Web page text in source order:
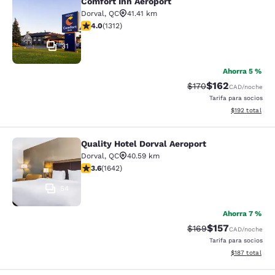
Comfort Inn Aeroport
31
Dorval, QC
41.41 km
calificación de 4.04 estrellas. Muy bueno. 1312
4.0(1312)
Ahorra 5 %
Precio tachado:
$170Precio con
$162CAD/noche
Tarifa para socios
Ver detalles
$192 total
Quality Hotel Dorval Aeroport
54
Quality Hotel Dorval Aeroport
Dorval, QC
40.59 km
calificación de 3.63 estrellas. Bueno. 1642 reseñas
3.6(1642)
Ahorra 7 %
Precio tachado:
$169Precio con
$157CAD/noche
Tarifa para socios
Ver detalles
$187 total